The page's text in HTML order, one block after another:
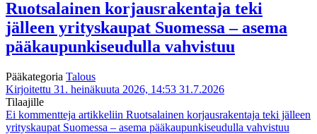
Ruotsalainen korjausrakentaja teki
jälleen yrityskaupat Suomessa – asema
pääkaupunkiseudulla vahvistuu
Pääkategoria Talous
Kirjoitettu 31. heinäkuuta 2026, 14:53 31.7.2026
Tilaajille
Ei kommentteja artikkeliin Ruotsalainen korjausrakentaja teki jälleen
yrityskaupat Suomessa – asema pääkaupunkiseudulla vahvistuu